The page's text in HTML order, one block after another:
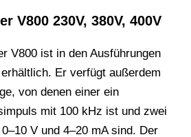
V800 230V, 380V, 400V
V800 ist in den Ausführungen
Er verfügt außerdem
von denen einer ein
mit 100 kHz ist und zwei
V und 4–20 mA sind. Der